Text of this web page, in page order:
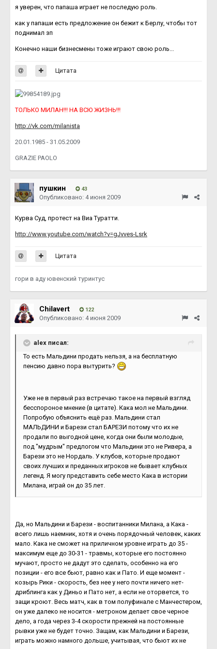
я уверен, что папаша играет не последую роль.
как у папаши есть предложение он бежит к Берлу, чтобы тот
поднимал зп
Конечно наши бизнесмены тоже играют свою роль...
Цитата
ТОЛЬКО МИЛАН!!! НА ВСЮ ЖИЗНЬ!!!
http://vk.com/milanista
20.01.1985 - 31.05.2009
GRAZIE PAOLO
пушкин 43
Опубликовано: 4 июня 2009
Курва Суд, протест на Виа Туратти.
http://www.youtube.com/watch?v=gJvves-Lsrk
Цитата
гори в аду ювенский туринтус
Chilavert 122
Опубликовано: 4 июня 2009
alex писал:
То есть Мальдини продать нельзя, а на бесплатную
пенсию давно пора вытурить?
Уже не в первый раз встречаю такое на первый взгляд
бесспороное мнение (в цитате). Кака мол не Мальдини.
Попробую объяснить ещё раз. Мальдини стал
МАЛЬДИНИ и Барези стал БАРЕЗИ потому что их не
продали по выгодной цене, когда они были молодые,
под "мудрым" предлогом что Мальдини это не Ривера, а
Барези это не Нордаль. У клубов, которые продают
своих лучших и преданных игроков не бывает клубных
легенд. Я могу представить себе место Кака в истории
Милана, играй он до 35 лет.
Да, но Мальдини и Барези - воспитанники Милана, а Кака -
всего лишь наемник, хотя и очень порядочный человек, каких
мало. Кака не сможет на приличном уровне играть до 35 -
максимум еще до 30-31 - травмы, которые его постоянно
мучают, просто не дадут это сделать, особенно на его
позиции - его все бьют, равно как и Пато. И еще момент -
козырь Рики - скорость, без нее у него почти ничего нет-
дриблинга как у Диньо и Пато нет, а если не оторвется, то
защи кроют. Весь матч, как в том полуфинале с Манчестером,
он уже далеко не носится - метроном делает свое черное
дело, а года через 3-4 скорости прежней на постоянные
рывки уже не будет точно. Защам, как Мальдини и Барези,
играть можно намного дольше, учитывая, что бьют их не